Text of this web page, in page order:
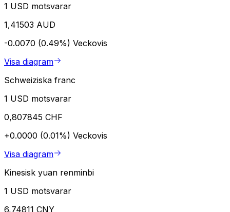
1 USD motsvarar
1,41503 AUD
-0.0070 (0.49%) Veckovis
Visa diagram
Schweiziska franc
1 USD motsvarar
0,807845 CHF
+0.0000 (0.01%) Veckovis
Visa diagram
Kinesisk yuan renminbi
1 USD motsvarar
6,74811 CNY